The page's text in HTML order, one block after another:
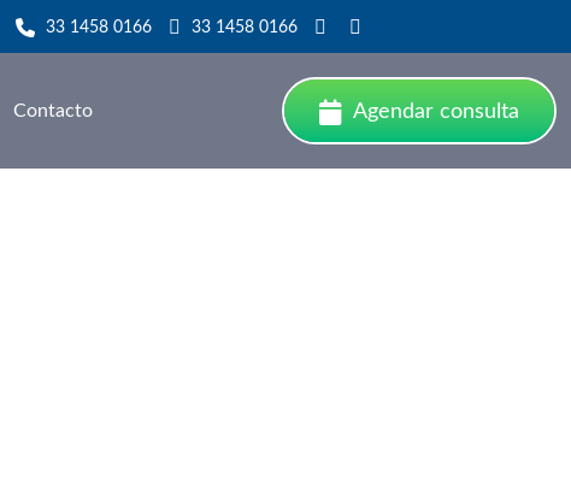
33 1458 0166 33 1458 0166
Contacto Agendar consulta